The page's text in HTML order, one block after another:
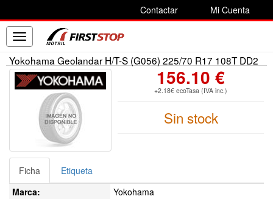
Contactar Mi Cuenta
Toggle
navigation
Yokohama Geolandar H/T-S (G056) 225/70 R17 108T DD2
156.10 €
+2.18€ ecoTasa (IVA inc.)
Sin stock
Ficha
Etiqueta
Marca:
Yokohama